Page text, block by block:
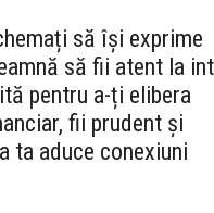
să își exprime
să fii atent la
pentru a-ți elibera
fii prudent și
ta aduce conexiuni